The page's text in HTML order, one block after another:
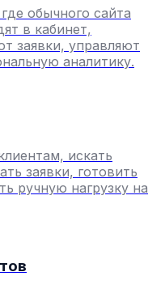
обычного сайта
в кабинет,
заявки, управляют
аналитику.
искать
заявки, готовить
ручную нагрузку на